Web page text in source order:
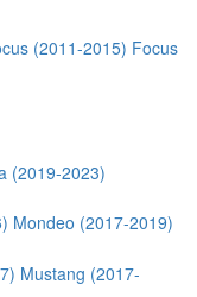
(2011-2015) Focus
(2019-2023)
Mondeo (2017-2019)
Mustang (2017-